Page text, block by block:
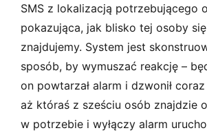
SMS z lokalizacją potrzebującego
pokazująca, jak blisko tej osoby
znajdujemy. System jest
sposób, by wymuszać reakcję –
on powtarzał alarm i dzwonił coraz
aż któraś z sześciu osób znajdzie
w potrzebie i wyłączy alarm